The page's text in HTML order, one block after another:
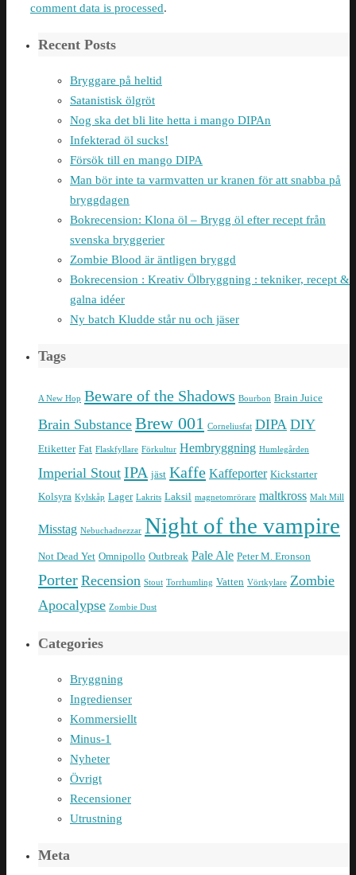
comment data is processed.
Recent Posts
Bryggare på heltid
Satanistisk ölgröt
Nog ska det bli lite hetta i mango DIPAn
Infekterad öl sucks!
Försök till en mango DIPA
Man bör inte ta varmvatten ur kranen för att snabba på
bryggdagen
Bokrecension: Klona öl – Brygg öl efter recept från
svenska bryggerier
Zombie Blood är äntligen bryggd
Bokrecension : Kreativ Ölbryggning : tekniker, recept &
galna idéer
Ny batch Kludde står nu och jäser
Tags
A New Hop Beware of the Shadows Bourbon Brain Juice
Brain Substance Brew 001 Corneliusfat DIPA DIY
Etiketter Fat Flaskfyllare Förkultur Hembryggning Humlegården
Imperial Stout IPA jäst Kaffe Kaffeporter Kickstarter
Kolsyra Kylskåp Lager Lakrits Laksil magnetomrörare maltkross Malt Mill
Misstag Nebuchadnezzar Night of the vampire
Not Dead Yet Omnipollo Outbreak Pale Ale Peter M. Eronson
Porter Recension Stout Torrhumling Vatten Vörtkylare Zombie
Apocalypse Zombie Dust
Categories
Bryggning
Ingredienser
Kommersiellt
Minus-1
Nyheter
Övrigt
Recensioner
Utrustning
Meta